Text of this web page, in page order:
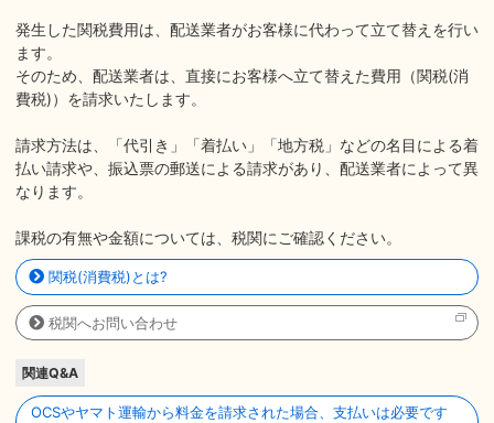
発生した関税費用は、配送業者がお客様に代わって立て替えを行い
ます。
そのため、配送業者は、直接にお客様へ立て替えた費用（関税(消
費税)）を請求いたします。
請求方法は、「代引き」「着払い」「地方税」などの名目による着
払い請求や、振込票の郵送による請求があり、配送業者によって異
なります。
課税の有無や金額については、税関にご確認ください。
関税(消費税)とは?
税関へお問い合わせ
関連Q&A
OCSやヤマト運輸から料金を請求された場合、支払いは必要です